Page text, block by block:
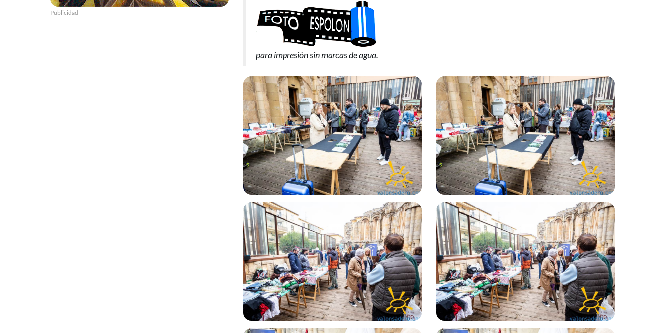
para impresión sin marcas de agua.
Publicidad